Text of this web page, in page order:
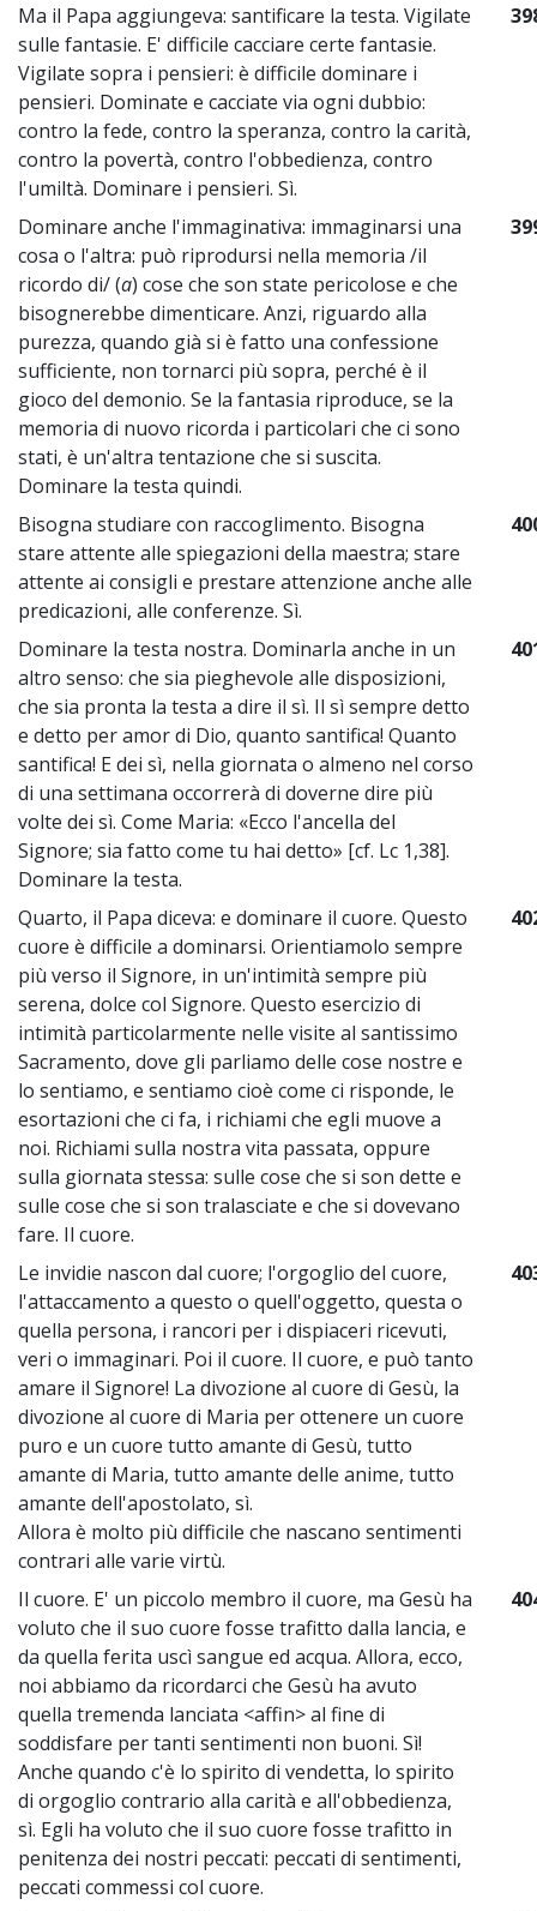
Ma il Papa aggiungeva: santificare la testa. Vigilate
sulle fantasie. E' difficile cacciare certe fantasie.
Vigilate sopra i pensieri: è difficile dominare i
pensieri. Dominate e cacciate via ogni dubbio:
contro la fede, contro la speranza, contro la carità,
contro la povertà, contro l'obbedienza, contro
l'umiltà. Dominare i pensieri. Sì.
Dominare anche l'immaginativa: immaginarsi una
cosa o l'altra: può riprodursi nella memoria /il
ricordo di/ (a) cose che son state pericolose e che
bisognerebbe dimenticare. Anzi, riguardo alla
purezza, quando già si è fatto una confessione
sufficiente, non tornarci più sopra, perché è il
gioco del demonio. Se la fantasia riproduce, se la
memoria di nuovo ricorda i particolari che ci sono
stati, è un'altra tentazione che si suscita.
Dominare la testa quindi.
Bisogna studiare con raccoglimento. Bisogna
stare attente alle spiegazioni della maestra; stare
attente ai consigli e prestare attenzione anche alle
predicazioni, alle conferenze. Sì.
Dominare la testa nostra. Dominarla anche in un
altro senso: che sia pieghevole alle disposizioni,
che sia pronta la testa a dire il sì. Il sì sempre detto
e detto per amor di Dio, quanto santifica! Quanto
santifica! E dei sì, nella giornata o almeno nel corso
di una settimana occorrerà di doverne dire più
volte dei sì. Come Maria: «Ecco l'ancella del
Signore; sia fatto come tu hai detto» [cf. Lc 1,38].
Dominare la testa.
Quarto, il Papa diceva: e dominare il cuore. Questo
cuore è difficile a dominarsi. Orientiamolo sempre
più verso il Signore, in un'intimità sempre più
serena, dolce col Signore. Questo esercizio di
intimità particolarmente nelle visite al santissimo
Sacramento, dove gli parliamo delle cose nostre e
lo sentiamo, e sentiamo cioè come ci risponde, le
esortazioni che ci fa, i richiami che egli muove a
noi. Richiami sulla nostra vita passata, oppure
sulla giornata stessa: sulle cose che si son dette e
sulle cose che si son tralasciate e che si dovevano
fare. Il cuore.
Le invidie nascon dal cuore; l'orgoglio del cuore,
l'attaccamento a questo o quell'oggetto, questa o
quella persona, i rancori per i dispiaceri ricevuti,
veri o immaginari. Poi il cuore. Il cuore, e può tanto
amare il Signore! La divozione al cuore di Gesù, la
divozione al cuore di Maria per ottenere un cuore
puro e un cuore tutto amante di Gesù, tutto
amante di Maria, tutto amante delle anime, tutto
amante dell'apostolato, sì.
Allora è molto più difficile che nascano sentimenti
contrari alle varie virtù.
Il cuore. E' un piccolo membro il cuore, ma Gesù ha
voluto che il suo cuore fosse trafitto dalla lancia, e
da quella ferita uscì sangue ed acqua. Allora, ecco,
noi abbiamo da ricordarci che Gesù ha avuto
quella tremenda lanciata <affin> al fine di
soddisfare per tanti sentimenti non buoni. Sì!
Anche quando c'è lo spirito di vendetta, lo spirito
di orgoglio contrario alla carità e all'obbedienza,
sì. Egli ha voluto che il suo cuore fosse trafitto in
penitenza dei nostri peccati: peccati di sentimenti,
peccati commessi col cuore.